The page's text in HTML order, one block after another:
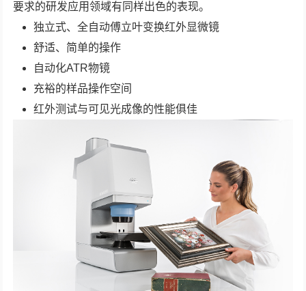
要求的研发应用领域有同样出色的表现。
独立式、全自动傅立叶变换红外显微镜
舒适、简单的操作
自动化ATR物镜
充裕的样品操作空间
红外测试与可见光成像的性能俱佳